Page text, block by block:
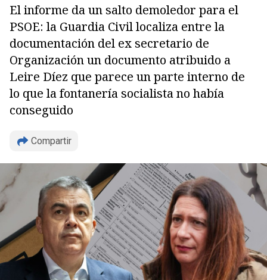
El informe da un salto demoledor para el
PSOE: la Guardia Civil localiza entre la
documentación del ex secretario de
Organización un documento atribuido a
Leire Díez que parece un parte interno de
lo que la fontanería socialista no había
conseguido
Compartir